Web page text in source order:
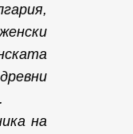
на